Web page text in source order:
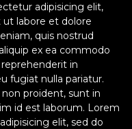
adipisicing elit,
labore et dolore
quis nostrud
ex ea commodo
in
fugiat nulla pariatur.
proident, sunt in
id est laborum. Lorem
elit, sed do